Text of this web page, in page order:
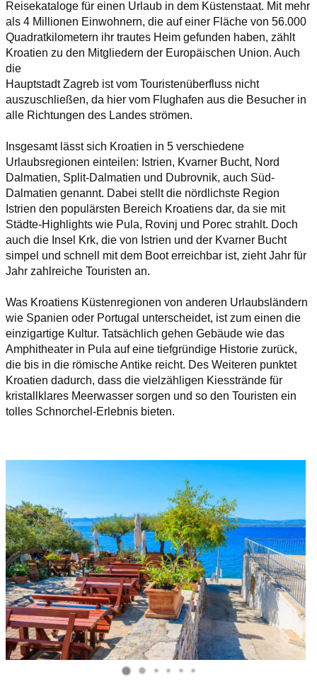
Reisekataloge für einen Urlaub in dem Küstenstaat. Mit mehr
als 4 Millionen Einwohnern, die auf einer Fläche von 56.000
Quadratkilometern ihr trautes Heim gefunden haben, zählt
Kroatien zu den Mitgliedern der Europäischen Union. Auch
die
Hauptstadt Zagreb ist vom Touristenüberfluss nicht
auszuschließen, da hier vom Flughafen aus die Besucher in
alle Richtungen des Landes strömen.
Insgesamt lässt sich Kroatien in 5 verschiedene
Urlaubsregionen einteilen: Istrien, Kvarner Bucht, Nord
Dalmatien, Split-Dalmatien und Dubrovnik, auch Süd-
Dalmatien genannt. Dabei stellt die nördlichste Region
Istrien den populärsten Bereich Kroatiens dar, da sie mit
Städte-Highlights wie Pula, Rovinj und Porec strahlt. Doch
auch die Insel Krk, die von Istrien und der Kvarner Bucht
simpel und schnell mit dem Boot erreichbar ist, zieht Jahr für
Jahr zahlreiche Touristen an.
Was Kroatiens Küstenregionen von anderen Urlaubsländern
wie Spanien oder Portugal unterscheidet, ist zum einen die
einzigartige Kultur. Tatsächlich gehen Gebäude wie das
Amphitheater in Pula auf eine tiefgründige Historie zurück,
die bis in die römische Antike reicht. Des Weiteren punktet
Kroatien dadurch, dass die vielzähligen Kiesstrände für
kristallklares Meerwasser sorgen und so den Touristen ein
tolles Schnorchel-Erlebnis bieten.